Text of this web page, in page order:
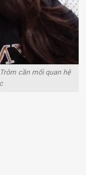
cần mối quan hệ